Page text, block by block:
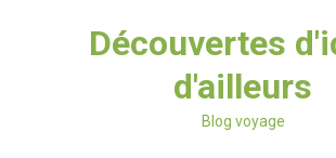
Découvertes
d'ailleurs
Blog voyage